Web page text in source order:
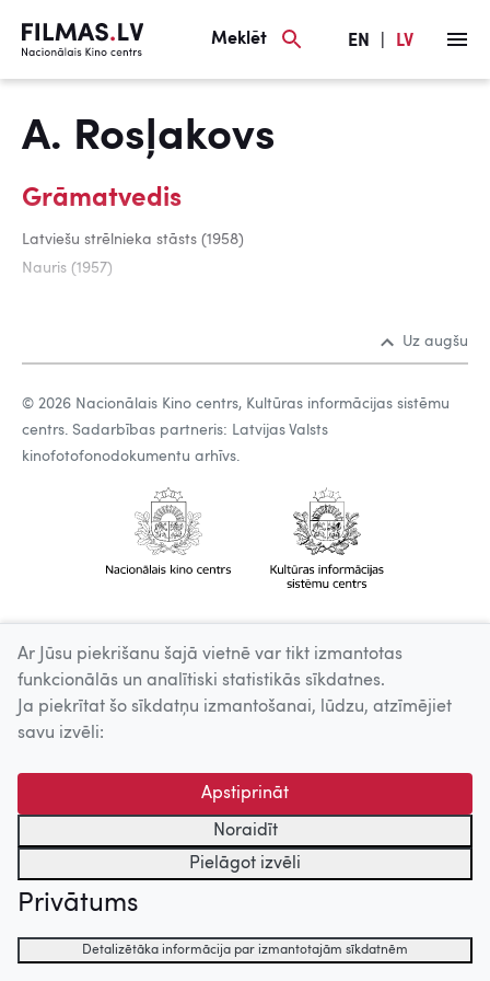
Meklēt EN LV
A. Rosļakovs
Grāmatvedis
Latviešu strēlnieka stāsts (1958)
Nauris (1957)
Uz augšu
© 2026 Nacionālais Kino centrs, Kultūras informācijas sistēmu
centrs. Sadarbības partneris: Latvijas Valsts
kinofotofonodokumentu arhīvs.
Ar Jūsu piekrišanu šajā vietnē var tikt izmantotas
funkcionālās un analītiski statistikās sīkdatnes.
Ja piekrītat šo sīkdatņu izmantošanai, lūdzu, atzīmējiet
savu izvēli:
Apstiprināt
Noraidīt
Pielāgot izvēli
Privātums
Detalizētāka informācija par izmantotajām sīkdatnēm